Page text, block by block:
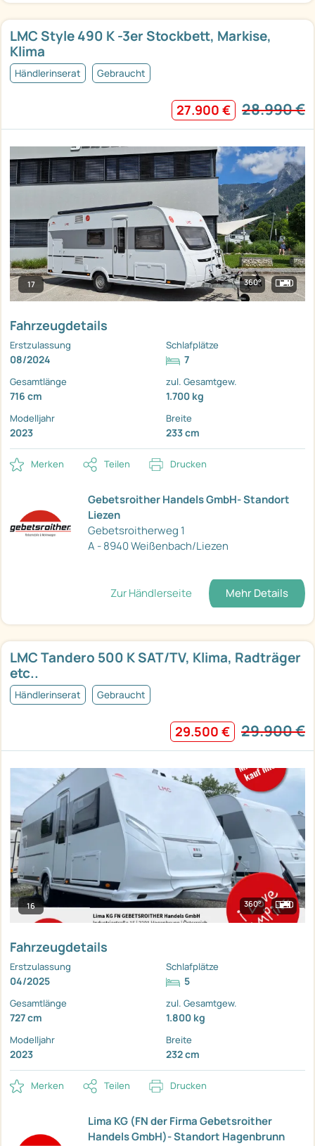
LMC Style 490 K -3er Stockbett, Markise,
Klima
Händlerinserat Gebraucht
27.900 € 28.990 €
17 360°
Fahrzeugdetails
Erstzulassung
08/2024
Schlafplätze
7
Gesamtlänge
716 cm
zul. Gesamtgew.
1.700 kg
Modelljahr
2023
Breite
233 cm
Merken Teilen Drucken
Gebetsroither Handels GmbH- Standort
Liezen
Gebetsroitherweg 1
A - 8940 Weißenbach/Liezen
Zur Händlerseite Mehr Details
LMC Tandero 500 K SAT/TV, Klima, Radträger
etc..
Händlerinserat Gebraucht
29.500 € 29.900 €
16 360°
Fahrzeugdetails
Erstzulassung
04/2025
Schlafplätze
5
Gesamtlänge
727 cm
zul. Gesamtgew.
1.800 kg
Modelljahr
2023
Breite
232 cm
Merken Teilen Drucken
Lima KG (FN der Firma Gebetsroither
Handels GmbH)- Standort Hagenbrunn